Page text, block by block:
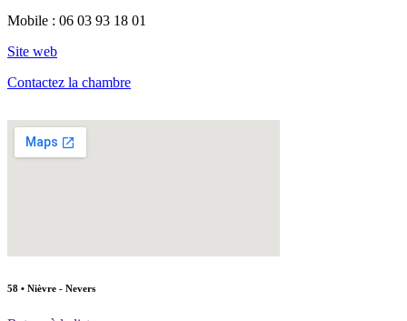
Mobile : 06 03 93 18 01
Site web
Contactez la chambre
58 • Nièvre - Nevers